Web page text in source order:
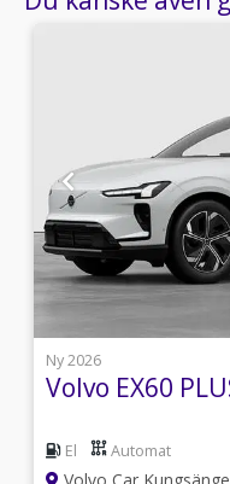
Ny 2026
Volvo EX60
El Automat